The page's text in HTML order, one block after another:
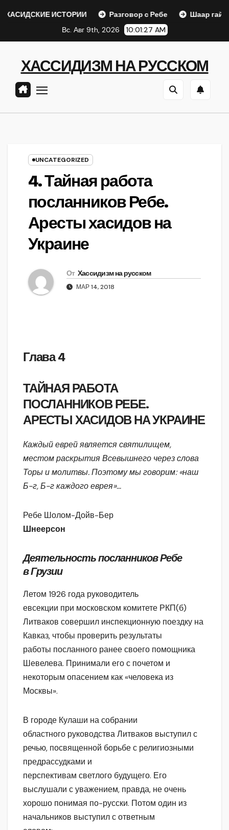
ИСТОРИИ Разговор с Ребе
Шаар гайихуд гл. 1
Вс. Авг 9th, 2026
10:01:28 AM
ХАССИДИЗМ НА РУССКОМ
UNCATEGORIZED
4. Тайная работа
посланников Ребе.
Аресты хасидов на
Украине
От Хассидизм на русском
МАР 14, 2018
Глава 4
ТАЙНАЯ РАБОТА
ПОСЛАННИКОВ РЕБЕ.
АРЕСТЫ ХАСИДОВ НА УКРАИНЕ
Каждый еврей является святилищем,
местом раскрытия Всевышнего через слова
Торы и молитвы. Поэтому мы говорим: «наш
Б-г, Б-г каждого еврея»…
Ребе Шолом-Дойв-Бер
Шнеерсон
Деятельность посланников Ребе
в Грузии
Летом 1926 года руководитель
евсекции при московском комитете РКП(б)
Литваков совершил инспекционную поездку на
Кавказ, чтобы проверить результаты
работы посланного ранее своего помощника
Шевелева. Принимали его с почетом и
некоторым опасением как «человека из
Москвы».
В городе Кулаши на собрании
областного руководства Литваков выступил с
речью, посвященной борьбе с религиозными
предрассудками и
перспективам светлого будущего. Его
выслушали с уважением, правда, не очень
хорошо понимая по-русски. Потом один из
начальников выступил с ответным